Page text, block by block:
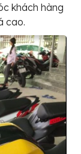
khách hàng
cao.